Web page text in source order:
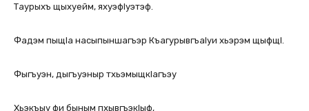
Таурыхъ щыхуейм, яхуэфIуэтэф.
Фадэм пыщIа насыпыншагъэр КъагурывгъаIуи хьэрэм щыфщI.
Фыгъуэн, дыгъуэныр тхьэмыщкIагъэу
Хьэкъыу фи быным пхывгъэкIыф,